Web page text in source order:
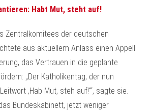
Habt Mut, steht auf!
Zentralkomitees der deutschen
aus aktuellem Anlass einen Appell
das Vertrauen in die geplante
„Der Katholikentag, der nun
‚Hab Mut, steh auf!‘“, sagte sie.
Bundeskabinett, jetzt weniger